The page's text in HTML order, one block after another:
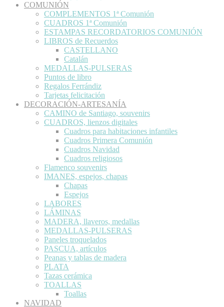
COMUNIÓN
COMPLEMENTOS 1ª Comunión
CUADROS 1ª Comunión
ESTAMPAS RECORDATORIOS COMUNIÓN
LIBROS de Recuerdos
CASTELLANO
Catalán
MEDALLAS-PULSERAS
Puntos de libro
Regalos Ferrándiz
Tarjetas felicitación
DECORACIÓN-ARTESANÍA
CAMINO de Santiago, souvenirs
CUADROS, lienzos digitales
Cuadros para habitaciones infantiles
Cuadros Primera Comunión
Cuadros Navidad
Cuadros religiosos
Flamenco souvenirs
IMANES, espejos, chapas
Chapas
Espejos
LABORES
LÁMINAS
MADERA, llaveros, medallas
MEDALLAS-PULSERAS
Paneles troquelados
PASCUA, artículos
Peanas y tablas de madera
PLATA
Tazas cerámica
TOALLAS
Toallas
NAVIDAD